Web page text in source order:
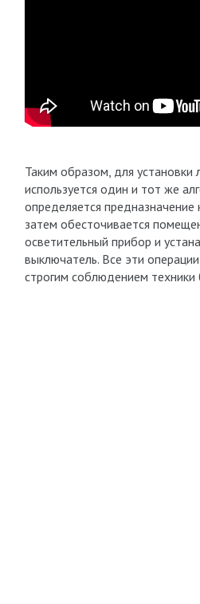
Таким образом, для
используется один и тот же
определяется
затем обесточивается
осветительный прибор и
выключатель. Все эти
строгим соблюдением техники